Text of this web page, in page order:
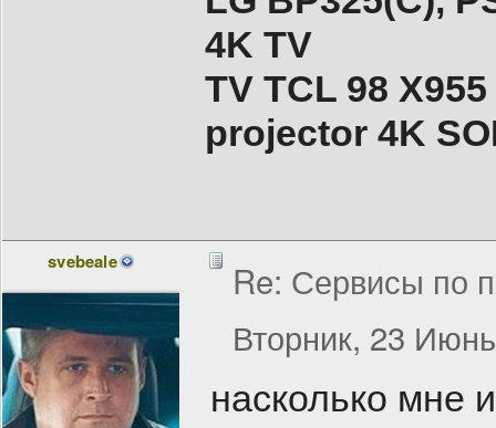
4K TV
TV TCL 98 X955
projector 4K
svebeale
Re: Сервисы по
Вторник, 23
насколько мне